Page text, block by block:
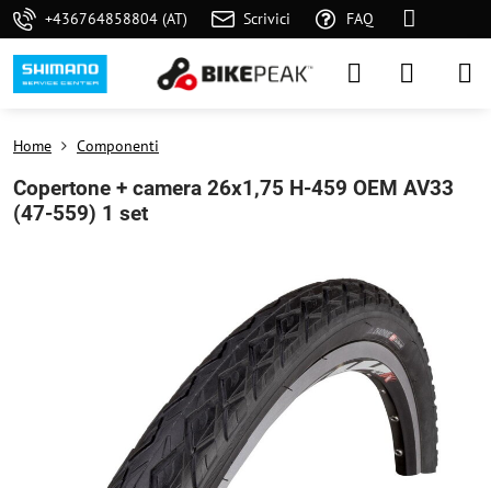
+436764858804 (AT) Scrivici FAQ
Home Componenti
Copertone + camera 26x1,75 H-459 OEM AV33
(47-559) 1 set